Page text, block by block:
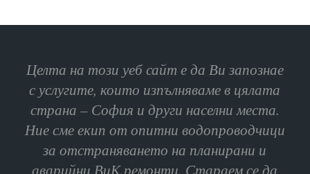
Целта на този уеб сайт е да Ви запознае
с услугите, които изпълняваме в цялата
страна – София и други населни места.
Ние сме екип от опитни водопроводчици
за отстраняването на планирани и
аварийни ВиК ремонти. Стараем се да